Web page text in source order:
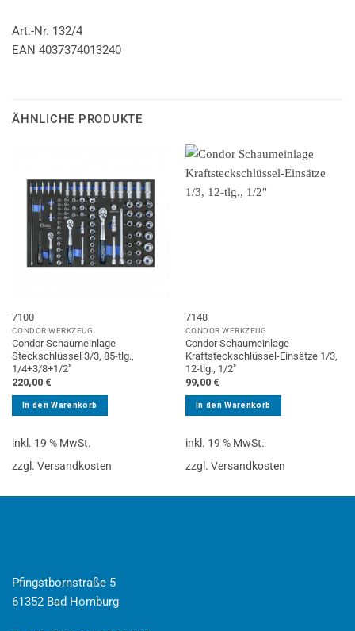
Art.-Nr. 132/4
EAN 4037374013240
ÄHNLICHE PRODUKTE
7100
CONDOR WERKZEUG
Condor Schaumeinlage
Steckschlüssel 3/3, 85-tlg.,
1/4+3/8+1/2″
220,00 €
In den Warenkorb
inkl. 19 % MwSt.
zzgl. Versandkosten
7148
CONDOR WERKZEUG
Condor Schaumeinlage
Kraftsteckschlüssel-Einsätze 1/3,
12-tlg., 1/2″
99,00 €
In den Warenkorb
inkl. 19 % MwSt.
zzgl. Versandkosten
Pfingstbornstraße 5
61352 Bad Homburg